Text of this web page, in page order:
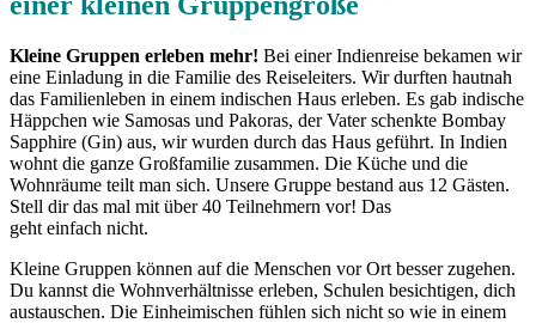
Kleine Gruppen erleben mehr! Bei einer Indienreise bekamen wir
eine Einladung in die Familie des Reiseleiters. Wir durften hautnah
das Familienleben in einem indischen Haus erleben. Es gab indische
Häppchen wie Samosas und Pakoras, der Vater schenkte Bombay
Sapphire (Gin) aus, wir wurden durch das Haus geführt. In Indien
wohnt die ganze Großfamilie zusammen. Die Küche und die
Wohnräume teilt man sich. Unsere Gruppe bestand aus 12 Gästen.
Stell dir das mal mit über 40 Teilnehmern vor! Das
geht einfach nicht.
Kleine Gruppen können auf die Menschen vor Ort besser zugehen.
Du kannst die Wohnverhältnisse erleben, Schulen besichtigen, dich
austauschen. Die Einheimischen fühlen sich nicht so wie in einem